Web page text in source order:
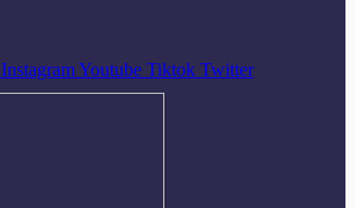
InstagramYoutube Tiktok Twitter